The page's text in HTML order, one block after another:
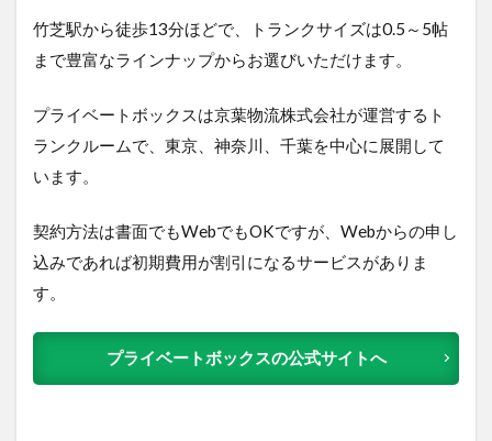
竹芝駅から徒歩13分ほどで、トランクサイズは0.5～5帖
まで豊富なラインナップからお選びいただけます。
プライベートボックスは京葉物流株式会社が運営するト
ランクルームで、東京、神奈川、千葉を中心に展開して
います。
契約方法は書面でもWebでもOKですが、Webからの申し
込みであれば初期費用が割引になるサービスがありま
す。
プライベートボックスの公式サイトへ